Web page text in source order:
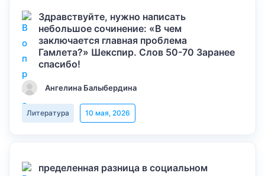
Здравствуйте, нужно написать
небольшое сочинение: «В чем
заключается главная проблема
Гамлета?» Шекспир. Слов 50-70 Заранее
спасибо!
Ангелина Балыбердина
Литература 10 мая, 2026
пределенная разница в социальном